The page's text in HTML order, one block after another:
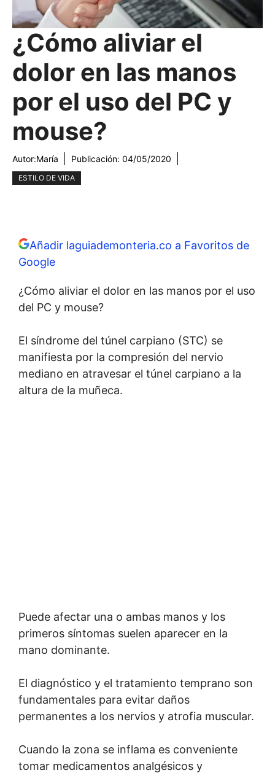
¿Cómo aliviar el
dolor en las manos
por el uso del PC y
mouse?
Autor:María Publicación: 04/05/2020
ESTILO DE VIDA
Añadir laguiademonteria.co a Favoritos de
Google
¿Cómo aliviar el dolor en las manos por el uso
del PC y mouse?
El síndrome del túnel carpiano (STC) se
manifiesta por la compresión del nervio
mediano en atravesar el túnel carpiano a la
altura de la muñeca.
Puede afectar una o ambas manos y los
primeros síntomas suelen aparecer en la
mano dominante.
El diagnóstico y el tratamiento temprano son
fundamentales para evitar daños
permanentes a los nervios y atrofia muscular.
Cuando la zona se inflama es conveniente
tomar medicamentos analgésicos y